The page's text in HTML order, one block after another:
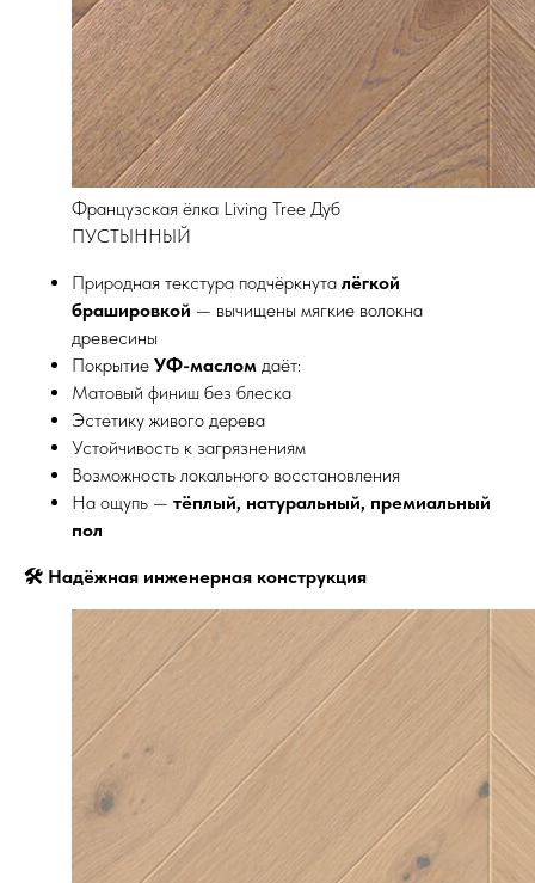
Французская ёлка Living Tree Дуб
ПУСТЫННЫЙ
Природная текстура подчёркнута лёгкой
брашировкой — вычищены мягкие волокна
древесины
Покрытие УФ-маслом даёт:
Матовый финиш без блеска
Эстетику живого дерева
Устойчивость к загрязнениям
Возможность локального восстановления
На ощупь — тёплый, натуральный, премиальный
пол
🛠 Надёжная инженерная конструкция